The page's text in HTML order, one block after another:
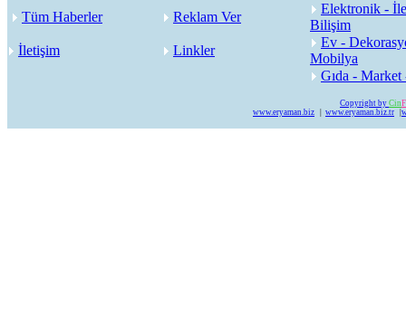
Tüm Haberler Reklam Ver
Elektronik -
Bilişim
İletişim
Linkler
Ev -
Mobilya
Gıda - Market
Copyright by Cin
www.eryaman.biz
www.eryaman.biz.tr